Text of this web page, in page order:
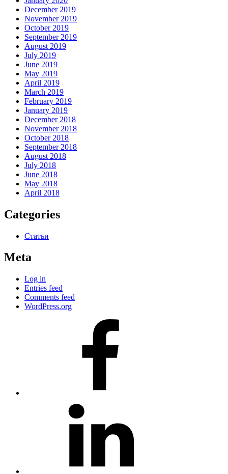
December 2019
November 2019
October 2019
September 2019
August 2019
July 2019
June 2019
May 2019
April 2019
March 2019
February 2019
January 2019
December 2018
November 2018
October 2018
September 2018
August 2018
July 2018
June 2018
May 2018
April 2018
Categories
Статьи
Meta
Log in
Entries feed
Comments feed
WordPress.org